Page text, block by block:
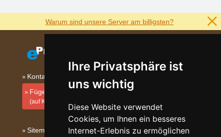
Ihre Privatsphäre ist
uns wichtig
Diese Website verwendet
Cookies, um Ihnen ein besseres
Internet-Erlebnis zu ermöglichen
Warum sind unsere Server am billigsten?
Kontakt
Fügen Sie Ihre Unterkunft hinzu
(auf Kroatisch)
Sitemap